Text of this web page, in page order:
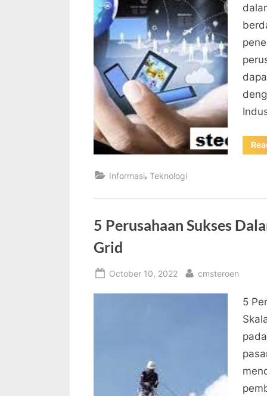
Informasi, Teknologi
5 Perusahaan Sukses
Grid
Posted
October 10, 2022 By
cmsteroen
5